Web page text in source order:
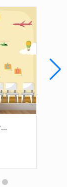
Kindergarten Klassenzimmer Interieur Kinder Kinder Schule Spielzeug Möbel Tapete Wandbild